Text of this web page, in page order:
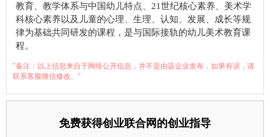
教育、教学体系与中国幼儿特点、21世纪核心素养、美术学
科核心素养以及儿童的心理、生理、认知、发展、成长等规
律为基础共同研发的课程，是与国际接轨的幼儿美术教育课
程。
"备注：以上信息来自于网络公开信息，并不是由该企业发布，如果有误，请
联系客服微信修改。"
免费获得创业联合网的创业指导